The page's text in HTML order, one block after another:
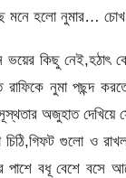
হলো নুমার… চোখ
কিছু নেই,হঠাৎ
রাফিকে নুমা পছন্দ
অজুহাত দেখিয়ে
চিঠি,গিফট গুলো ও
পাশে বধূ বেশে বসে